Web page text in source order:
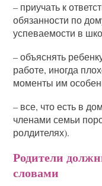
– приучать к
обязанности по
успеваемости в
– объяснять
работе, иногда
моменты им
– все, что есть в
членами семьи
ролдителях).
Родители
словами